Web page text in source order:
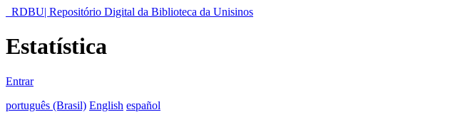
RDBU| Repositório Digital da Biblioteca da Unisinos
Estatística
Entrar
português (Brasil) English español